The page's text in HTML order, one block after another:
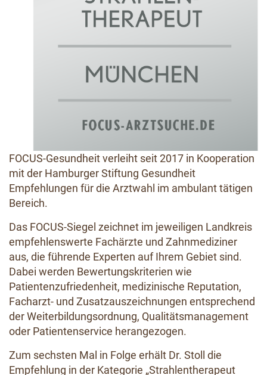
FOCUS-Gesundheit verleiht seit 2017 in Kooperation
mit der Hamburger Stiftung Gesundheit
Empfehlungen für die Arztwahl im ambulant tätigen
Bereich.
Das FOCUS-Siegel zeichnet im jeweiligen Landkreis
empfehlenswerte Fachärzte und Zahnmediziner
aus, die führende Experten auf Ihrem Gebiet sind.
Dabei werden Bewertungskriterien wie
Patientenzufriedenheit, medizinische Reputation,
Facharzt- und Zusatzauszeichnungen entsprechend
der Weiterbildungsordnung, Qualitätsmanagement
oder Patientenservice herangezogen.
Zum sechsten Mal in Folge erhält Dr. Stoll die
Empfehlung in der Kategorie „Strahlentherapeut